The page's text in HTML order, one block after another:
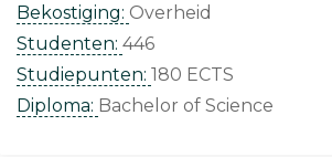
Bekostiging: Overheid
Studenten: 446
Studiepunten: 180 ECTS
Diploma: Bachelor of Science